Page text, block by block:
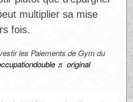
période
avec un rendement
à 214 000 $
période historique
rendement de 5%,